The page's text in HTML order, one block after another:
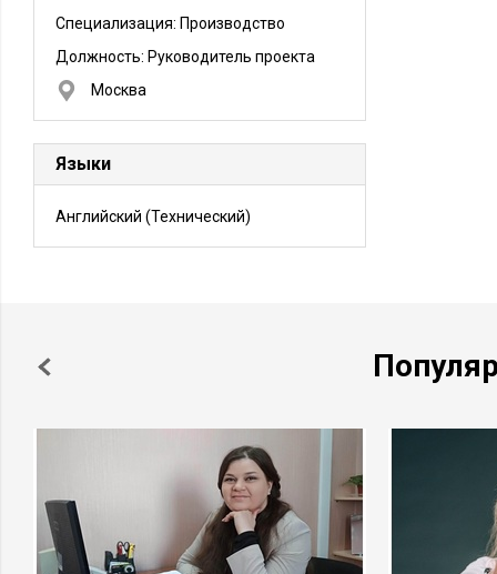
Специализация: Производство
Должность: Руководитель проекта
Москва
Языки
Английский (Технический)